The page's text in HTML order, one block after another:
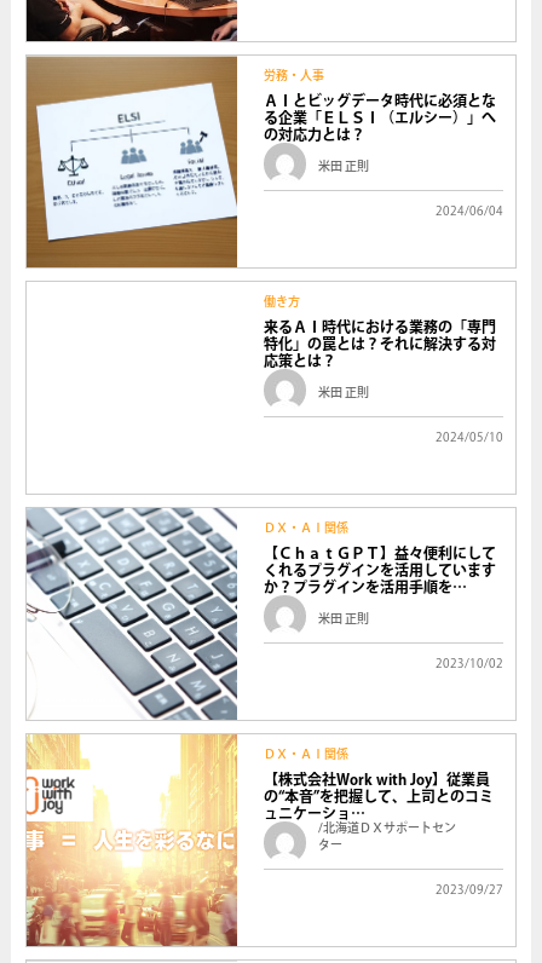
労務・人事
ＡＩとビッグデータ時代に必須とな
る企業「ＥＬＳＩ（エルシー）」へ
の対応力とは？
米田 正則
2024/06/04
働き方
来るＡＩ時代における業務の「専門
特化」の罠とは？それに解決する対
応策とは？
米田 正則
2024/05/10
ＤＸ・ＡＩ関係
【ＣｈａｔＧＰＴ】益々便利にして
くれるプラグインを活用しています
か？プラグインを活用手順を…
米田 正則
2023/10/02
ＤＸ・ＡＩ関係
【株式会社Work with Joy】従業員
の“本音”を把握して、上司とのコミ
ュニケーショ…
/北海道ＤＸサポートセン
ター
2023/09/27